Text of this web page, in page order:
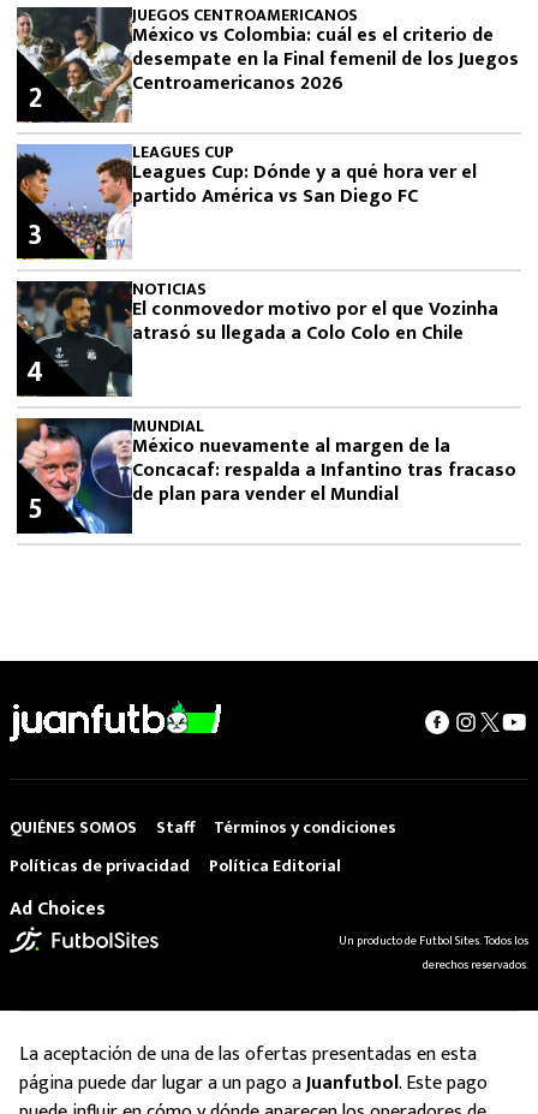
JUEGOS CENTROAMERICANOS
México vs Colombia: cuál es el criterio de
desempate en la Final femenil de los Juegos
Centroamericanos 2026
2
LEAGUES CUP
Leagues Cup: Dónde y a qué hora ver el
partido América vs San Diego FC
3
NOTICIAS
El conmovedor motivo por el que Vozinha
atrasó su llegada a Colo Colo en Chile
4
MUNDIAL
México nuevamente al margen de la
Concacaf: respalda a Infantino tras fracaso
de plan para vender el Mundial
5
QUIÉNES SOMOS Staff
Términos y condiciones
Políticas de privacidad
Política Editorial
Ad Choices
Un producto de Futbol Sites. Todos los
derechos reservados.
La aceptación de una de las ofertas presentadas en esta
página puede dar lugar a un pago aJuanfutbol. Este pago